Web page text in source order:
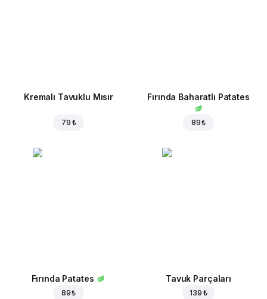
Kremalı Tavuklu Mısır
79 ₺
Fırında Baharatlı Patates
89 ₺
Fırında Patates
89 ₺
Tavuk Parçaları
139 ₺